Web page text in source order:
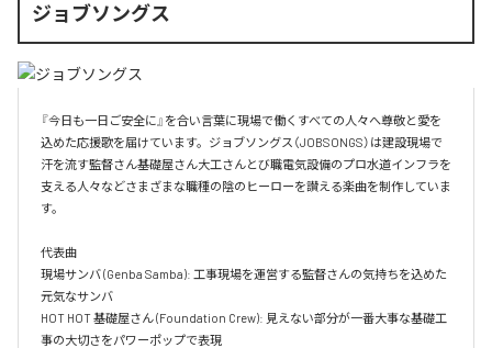
ジョブソングス
『今日も一日ご安全に』を合い言葉に現場で働くすべての人々へ尊敬と愛を
込めた応援歌を届けています。ジョブソングス（JOBSONGS）は建設現場で
汗を流す監督さん基礎屋さん大工さんとび職電気設備のプロ水道インフラを
支える人々などさまざまな職種の陰のヒーローを讃える楽曲を制作していま
す。
代表曲
現場サンバ (Genba Samba): 工事現場を運営する監督さんの気持ちを込めた
元気なサンバ
HOT HOT 基礎屋さん (Foundation Crew): 見えない部分が一番大事な基礎工
事の大切さをパワーポップで表現